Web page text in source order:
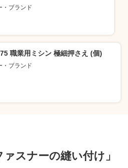
・ブランド
職業用ミシン 極細押さえ (個)
・ブランド
スナーの縫い付け」